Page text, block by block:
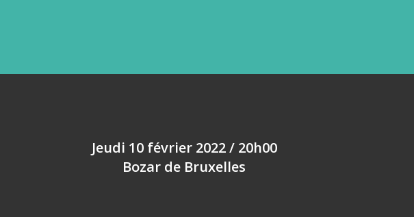
Jeudi 10 février 2022 / 20h00
Bozar de Bruxelles